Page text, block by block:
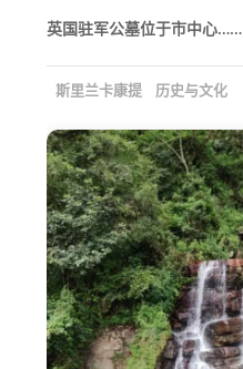
英国驻军公墓位于市中心……
斯里兰卡康提 历史与文化